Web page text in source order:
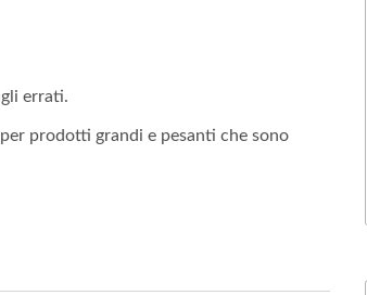
errati.
prodotti grandi e pesanti che sono